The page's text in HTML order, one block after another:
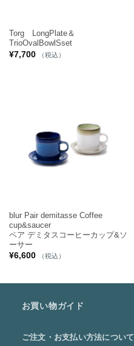
Torg LongPlate＆
TrioOvalBowlSset
¥7,700 （税込）
blur Pair demitasse Coffee
cup&saucer
ペア デミタスコーヒーカップ&ソ
ーサー
¥6,600 （税込）
お買い物ガイド
ご注文・お支払い方法について